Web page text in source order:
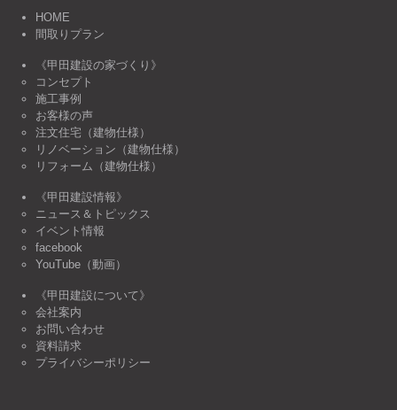
HOME
間取りプラン
《甲田建設の家づくり》
コンセプト
施工事例
お客様の声
注文住宅（建物仕様）
リノベーション（建物仕様）
リフォーム（建物仕様）
《甲田建設情報》
ニュース＆トピックス
イベント情報
facebook
YouTube（動画）
《甲田建設について》
会社案内
お問い合わせ
資料請求
プライバシーポリシー